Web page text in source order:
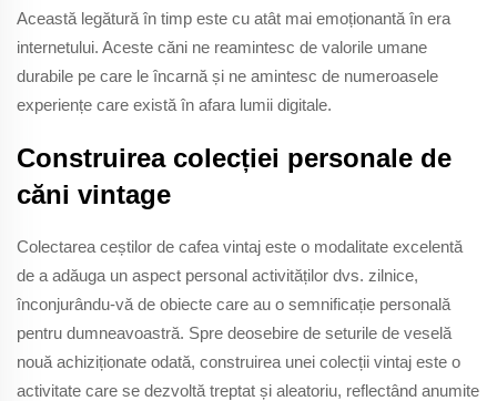
Această legătură în timp este cu atât mai emoționantă în era
internetului. Aceste căni ne reamintesc de valorile umane
durabile pe care le încarnă și ne amintesc de numeroasele
experiențe care există în afara lumii digitale.
Construirea colecției personale de
căni vintage
Colectarea ceștilor de cafea vintaj este o modalitate excelentă
de a adăuga un aspect personal activităților dvs. zilnice,
înconjurându-vă de obiecte care au o semnificație personală
pentru dumneavoastră. Spre deosebire de seturile de veselă
nouă achiziționate odată, construirea unei colecții vintaj este o
activitate care se dezvoltă treptat și aleatoriu, reflectând anumite